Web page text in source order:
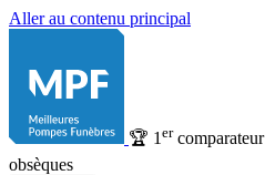
Aller au contenu principal
🏆 1 ercomparateur
obsèques